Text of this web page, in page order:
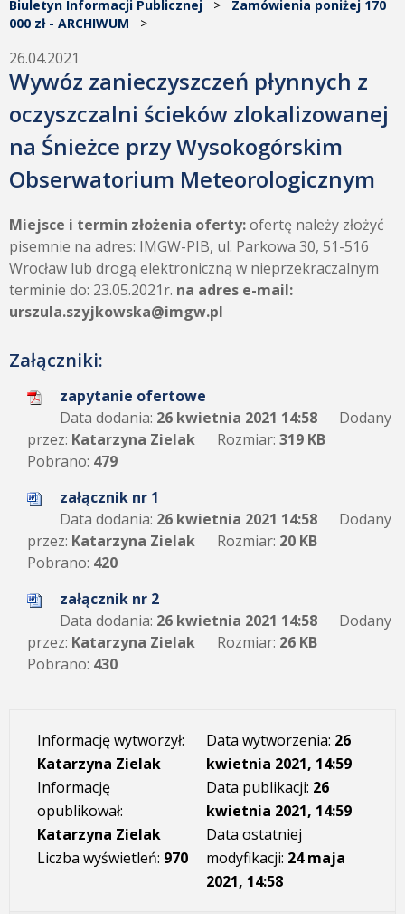
Biuletyn Informacji Publicznej > Zamówienia poniżej 170
000 zł - ARCHIWUM >
26.04.2021
Wywóz zanieczyszczeń płynnych z
oczyszczalni ścieków zlokalizowanej
na Śnieżce przy Wysokogórskim
Obserwatorium Meteorologicznym
Miejsce i termin złożenia oferty:ofertę należy złożyć
pisemnie na adres: IMGW-PIB, ul. Parkowa 30, 51-516
Wrocław lub drogą elektroniczną w nieprzekraczalnym
terminie do: 23.05.2021r. na adres e-mail:
urszula.szyjkowska@imgw.pl
Załączniki:
zapytanie ofertowe
Data dodania: 26 kwietnia 2021 14:58
Dodany
przez: Katarzyna Zielak Rozmiar: 319 KB
Pobrano: 479
załącznik nr 1
Data dodania: 26 kwietnia 2021 14:58
Dodany
przez: Katarzyna Zielak Rozmiar: 20 KB
Pobrano: 420
załącznik nr 2
Data dodania: 26 kwietnia 2021 14:58
Dodany
przez: Katarzyna Zielak Rozmiar: 26 KB
Pobrano: 430
Informację wytworzył:
Katarzyna Zielak
Informację
opublikował:
Katarzyna Zielak
Liczba wyświetleń: 970
Data wytworzenia: 26
kwietnia 2021, 14:59
Data publikacji: 26
kwietnia 2021, 14:59
Data ostatniej
modyfikacji: 24 maja
2021, 14:58